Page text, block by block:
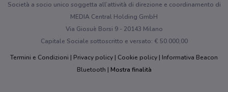
Società a socio unico soggetta all’attività di direzione e coordinamento di
MEDIA Central Holding GmbH
Via Giosuè Borsi 9 - 20143 Milano
Capitale Sociale sottoscritto e versato: € 50.000,00
Termini e Condizioni
Privacy policy Cookie policy
Informativa Beacon
Bluetooth
Mostra finalità